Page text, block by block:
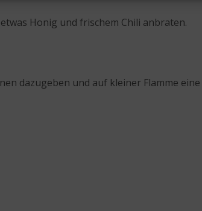
Honig und frischem Chili anbraten.
dazugeben und auf kleiner Flamme